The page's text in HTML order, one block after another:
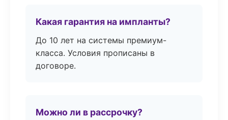
Какая гарантия на импланты?
До 10 лет на системы премиум-
класса. Условия прописаны в
договоре.
Можно ли в рассрочку?